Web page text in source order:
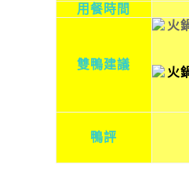
用餐時間
雙鴨建議
鴨評